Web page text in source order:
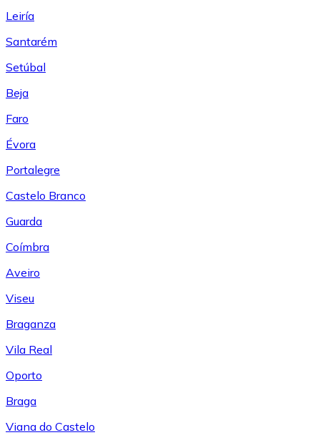
Leiría
Santarém
Setúbal
Beja
Faro
Évora
Portalegre
Castelo Branco
Guarda
Coímbra
Aveiro
Viseu
Braganza
Vila Real
Oporto
Braga
Viana do Castelo